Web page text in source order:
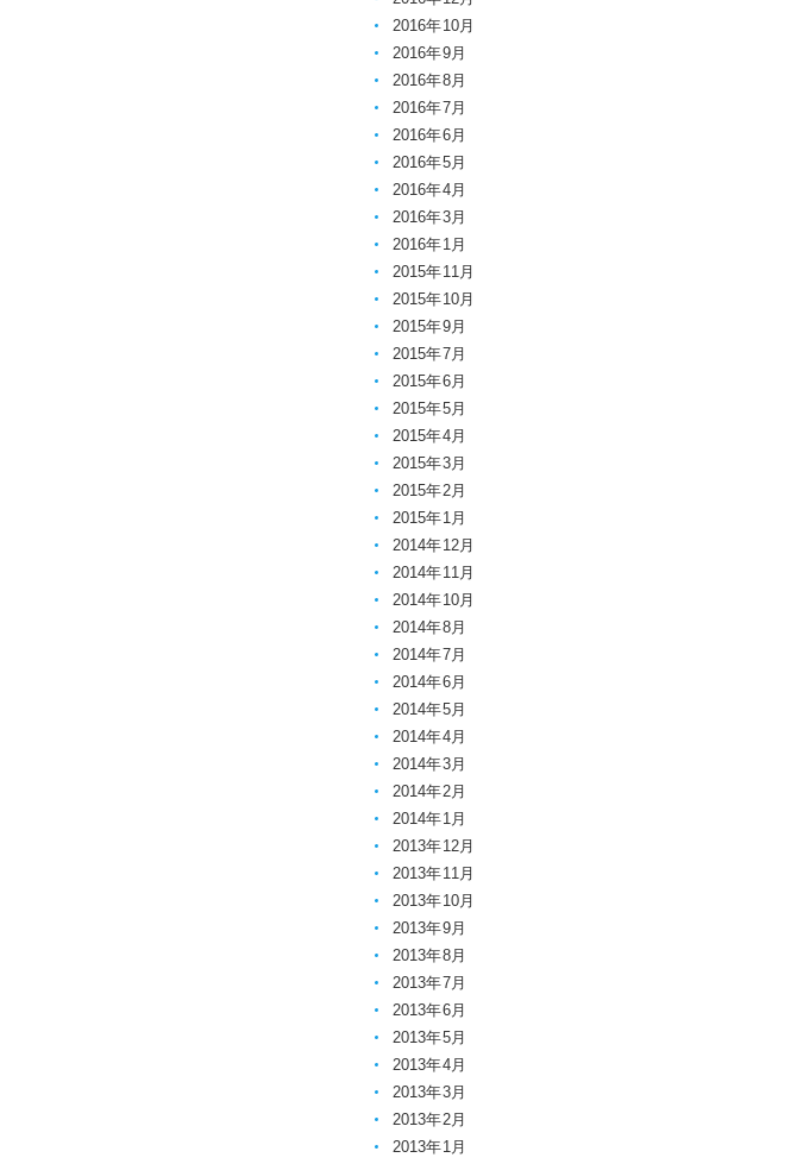
2016年10月
2016年9月
2016年8月
2016年7月
2016年6月
2016年5月
2016年4月
2016年3月
2016年1月
2015年11月
2015年10月
2015年9月
2015年7月
2015年6月
2015年5月
2015年4月
2015年3月
2015年2月
2015年1月
2014年12月
2014年11月
2014年10月
2014年8月
2014年7月
2014年6月
2014年5月
2014年4月
2014年3月
2014年2月
2014年1月
2013年12月
2013年11月
2013年10月
2013年9月
2013年8月
2013年7月
2013年6月
2013年5月
2013年4月
2013年3月
2013年2月
2013年1月